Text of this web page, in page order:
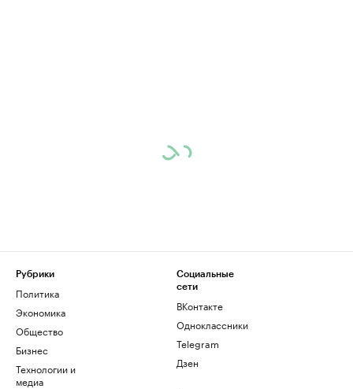
Рубрики
Политика
Экономика
Общество
Бизнес
Технологии и
медиа
Социальные
сети
ВКонтакте
Одноклассники
Telegram
Дзен